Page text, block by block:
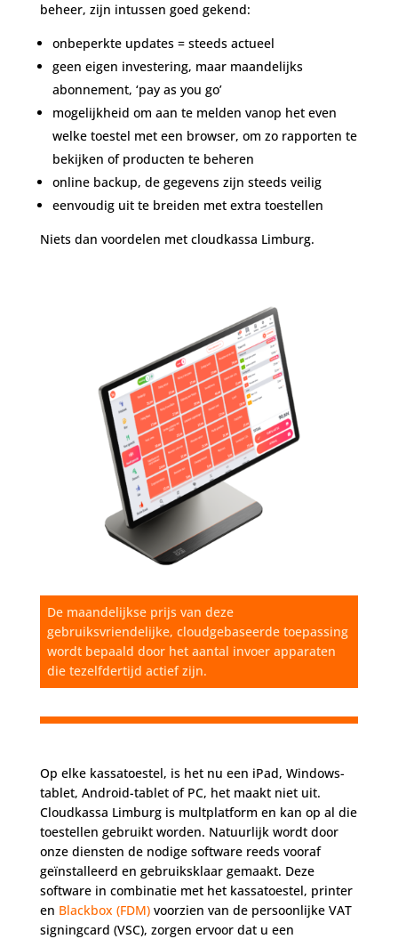
beheer, zijn intussen goed gekend:
onbeperkte updates = steeds actueel
geen eigen investering, maar maandelijks
abonnement, ‘pay as you go’
mogelijkheid om aan te melden vanop het even
welke toestel met een browser, om zo rapporten te
bekijken of producten te beheren
online backup, de gegevens zijn steeds veilig
eenvoudig uit te breiden met extra toestellen
Niets dan voordelen met cloudkassa Limburg.
De maandelijkse prijs van deze
gebruiksvriendelijke, cloudgebaseerde toepassing
wordt bepaald door het aantal invoer apparaten
die tezelfdertijd actief zijn.
Op elke kassatoestel, is het nu een iPad, Windows-
tablet, Android-tablet of PC, het maakt niet uit.
Cloudkassa Limburg is multplatform en kan op al die
toestellen gebruikt worden. Natuurlijk wordt door
onze diensten de nodige software reeds vooraf
geïnstalleerd en gebruiksklaar gemaakt. Deze
software in combinatie met het kassatoestel, printer
en Blackbox (FDM)voorzien van de persoonlijke VAT
signingcard (VSC), zorgen ervoor dat u een